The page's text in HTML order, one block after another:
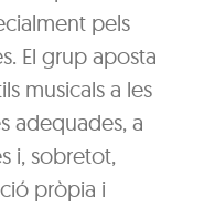
pels
El grup aposta
musicals a les
adequades, a
i, sobretot,
pròpia i